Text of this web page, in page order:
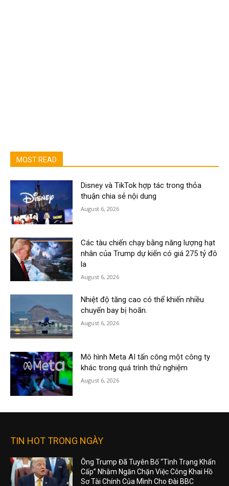
MOST READ
Disney và TikTok hợp tác trong thỏa
thuận chia sẻ nội dung
August 6, 2026
Các tàu chiến chạy bằng năng lượng hạt
nhân của Trump dự kiến có giá 275 tỷ đô
la
August 6, 2026
Nhiệt độ tăng cao có thể khiến nhiều
chuyến bay bị hoãn.
August 6, 2026
Mô hình Meta AI tấn công một công ty
khác trong quá trình thử nghiệm
August 6, 2026
TIN HOT TRONG NGÀY
Ông Trump Đã Tuyên Bố “Tình Trạng Khẩn
Cấp” Nhằm Ngăn Chặn Việc Công Khai Hồ
Sơ Tài Chính Của Mình Cho Đài BBC